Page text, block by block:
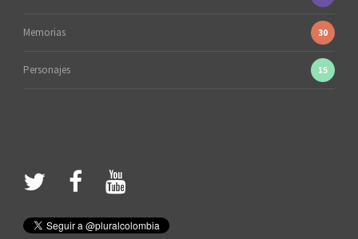
Memorias 30
Personajes 15